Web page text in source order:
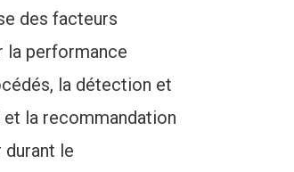
des facteurs
la performance
la détection et
la recommandation
le